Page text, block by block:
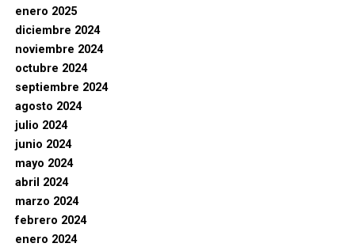
enero 2025
diciembre 2024
noviembre 2024
octubre 2024
septiembre 2024
agosto 2024
julio 2024
junio 2024
mayo 2024
abril 2024
marzo 2024
febrero 2024
enero 2024